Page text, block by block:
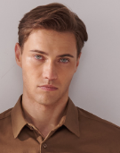
Penggunaan"
) untuk maklumat lanjut.
pengguna kali pertama
Jika
yuran
Pengguna bawah
ibu bapa atau